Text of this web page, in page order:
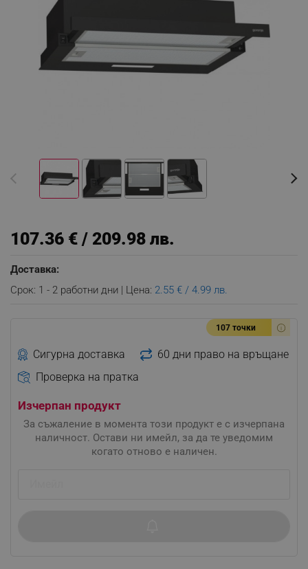
107.36 € / 209.98 лв.
Доставка:
Срок: 1 - 2 работни дни | Цена: 2.55 € / 4.99 лв.
107 точки
Сигурна доставка
60 дни право на връщане
Проверка на пратка
Изчерпан продукт
За съжаление в момента този продукт е с изчерпана
наличност. Остави ни имейл, за да те уведомим
когато отново е наличен.